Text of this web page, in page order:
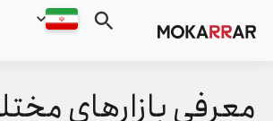
معرفی بازارهای